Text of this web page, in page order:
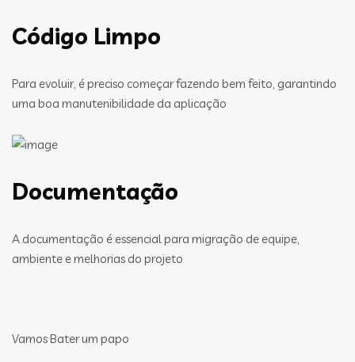
Código Limpo
Para evoluir, é preciso começar fazendo bem feito, garantindo
uma boa manutenibilidade da aplicação
Documentação
A documentação é essencial para migração de equipe,
ambiente e melhorias do projeto
Vamos Bater um papo